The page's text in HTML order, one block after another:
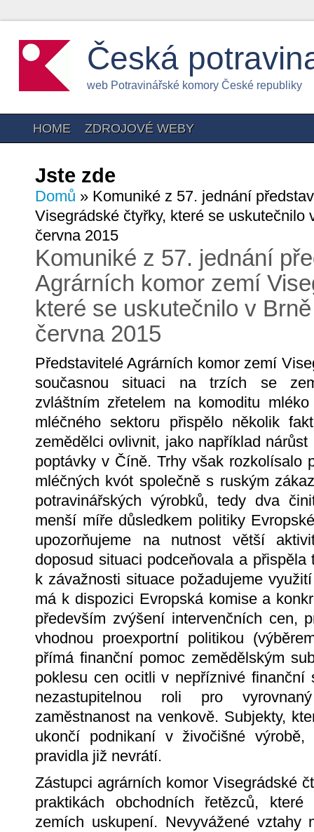
Česká
web Potravinářské komory České republiky
HOME ZDROJOVÉ WEBY
Jste zde
Domů » Komuniké z 57. jednání
Visegrádské čtyřky, které se uskutečnilo
června 2015
Komuniké z 57. jednání
Agrárních komor zemí
které se uskutečnilo v
června 2015
Představitelé Agrárních komor zemí
současnou situaci na trzích se
zvláštním zřetelem na komoditu
mléčného sektoru přispělo několik
zemědělci ovlivnit, jako například
poptávky v Číně. Trhy však rozkolísalo
mléčných kvót společně s ruským
potravinářských výrobků, tedy dva
menší míře důsledkem politiky
upozorňujeme na nutnost větší
doposud situaci podceňovala a
k závažnosti situace požadujeme
má k dispozici Evropská komise a
především zvýšení intervenčních cen,
vhodnou proexportní politikou
přímá finanční pomoc zemědělským
poklesu cen ocitli v nepříznivé finanční
nezastupitelnou roli pro
zaměstnanost na venkově. Subjekty,
ukončí podnikaní v živočišné
pravidla již nevrátí.
Zástupci agrárních komor Visegrádské
praktikách obchodních řetězců,
zemích uskupení. Nevyvážené vztahy